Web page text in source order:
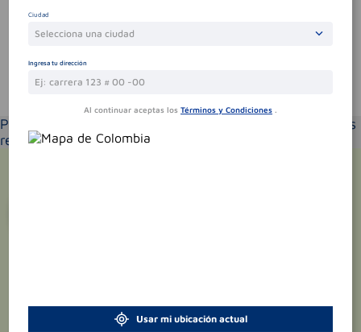
Te puede interesar
Por favor selecciona tu ubicación y verás los productos
recomendados según la cobertura de entrega
Ciudad
Selecciona una ciudad
Ingresa tu dirección
Al continuar aceptas los Términos y Condiciones .
Usar mi ubicación actual